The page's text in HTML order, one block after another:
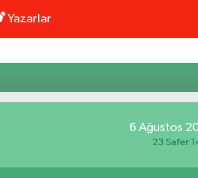
Yazarlar
6 Ağustos
23 Safer